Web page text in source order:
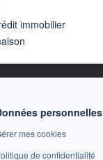
immobilier
personnelles
mes cookies
de confidentialité